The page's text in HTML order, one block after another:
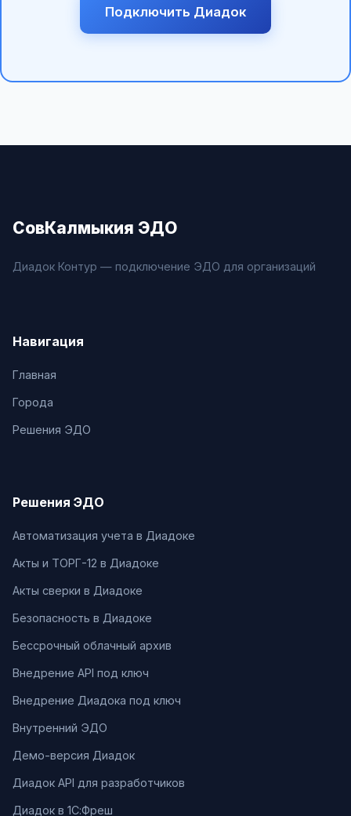
Подключить Диадок
СовКалмыкия ЭДО
Диадок Контур — подключение ЭДО для организаций
Навигация
Главная
Города
Решения ЭДО
Решения ЭДО
Автоматизация учета в Диадоке
Акты и ТОРГ-12 в Диадоке
Акты сверки в Диадоке
Безопасность в Диадоке
Бессрочный облачный архив
Внедрение API под ключ
Внедрение Диадока под ключ
Внутренний ЭДО
Демо-версия Диадок
Диадок API для разработчиков
Диадок в 1С:Фреш